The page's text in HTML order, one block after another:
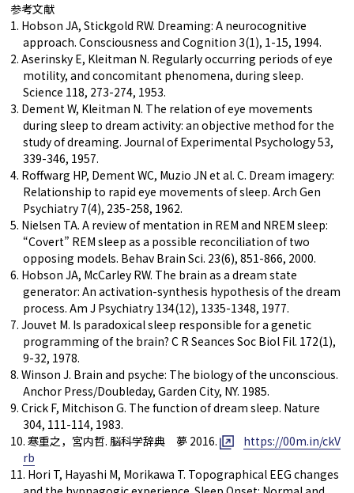
参考文献
1. Hobson JA, Stickgold RW. Dreaming: A neurocognitive
approach. Consciousness and Cognition 3(1), 1-15, 1994.
2. Aserinsky E, Kleitman N. Regularly occurring periods of eye
motility, and concomitant phenomena, during sleep.
Science 118, 273-274, 1953.
3. Dement W, Kleitman N. The relation of eye movements
during sleep to dream activity: an objective method for the
study of dreaming. Journal of Experimental Psychology 53,
339-346, 1957.
4. Roffwarg HP, Dement WC, Muzio JN et al. C. Dream imagery:
Relationship to rapid eye movements of sleep. Arch Gen
Psychiatry 7(4), 235-258, 1962.
5. Nielsen TA. A review of mentation in REM and NREM sleep:
“Covert” REM sleep as a possible reconciliation of two
opposing models. Behav Brain Sci. 23(6), 851-866, 2000.
6. Hobson JA, McCarley RW. The brain as a dream state
generator: An activation-synthesis hypothesis of the dream
process. Am J Psychiatry 134(12), 1335-1348, 1977.
7. Jouvet M. Is paradoxical sleep responsible for a genetic
programming of the brain? C R Seances Soc Biol Fil. 172(1),
9-32, 1978.
8. Winson J. Brain and psyche: The biology of the unconscious.
Anchor Press/Doubleday, Garden City, NY. 1985.
9. Crick F, Mitchison G. The function of dream sleep. Nature
304, 111-114, 1983.
10. 寒重之，宮内哲. 脳科学辞典 夢 2016.
https://00m.in/ckV
rb
11. Hori T, Hayashi M, Morikawa T. Topographical EEG changes